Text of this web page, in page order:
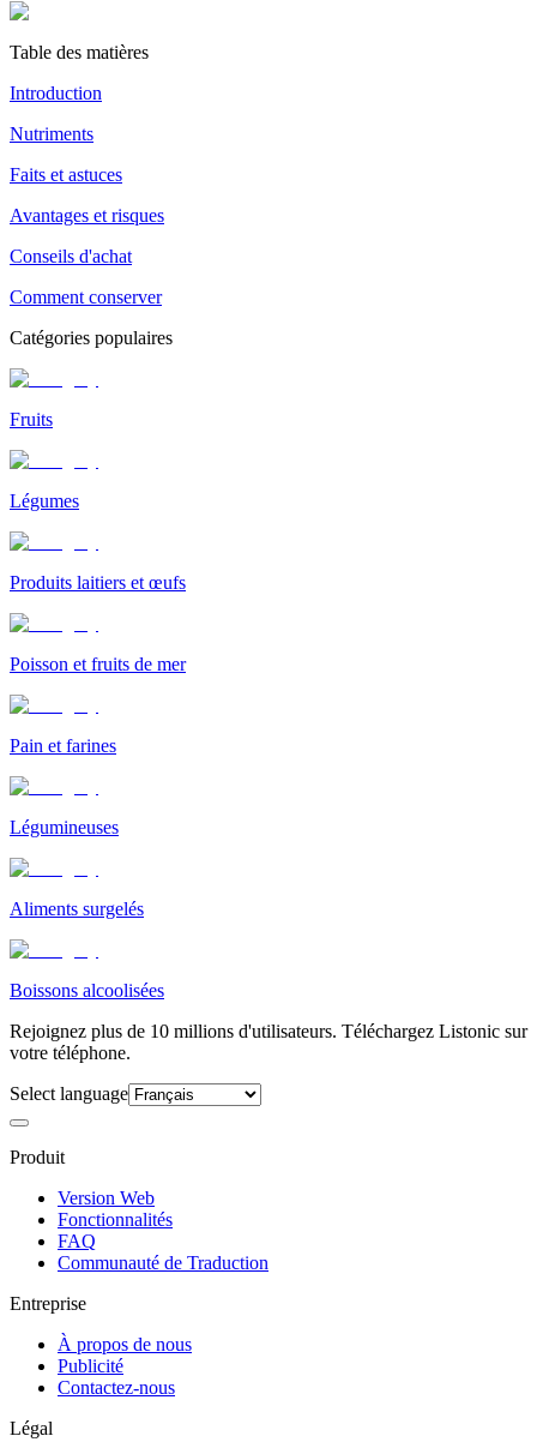
Table des matières
Introduction
Nutriments
Faits et astuces
Avantages et risques
Conseils d'achat
Comment conserver
Catégories populaires
Fruits
Légumes
Produits laitiers et œufs
Poisson et fruits de mer
Pain et farines
Légumineuses
Aliments surgelés
Boissons alcoolisées
Rejoignez plus de 10 millions d'utilisateurs. Téléchargez Listonic sur
votre téléphone.
Select language
Produit
Version Web
Fonctionnalités
FAQ
Communauté de Traduction
Entreprise
À propos de nous
Publicité
Contactez-nous
Légal